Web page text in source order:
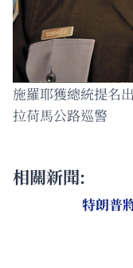
施羅耶獲總統提名
拉荷馬公路巡警
相關新聞:
特朗普